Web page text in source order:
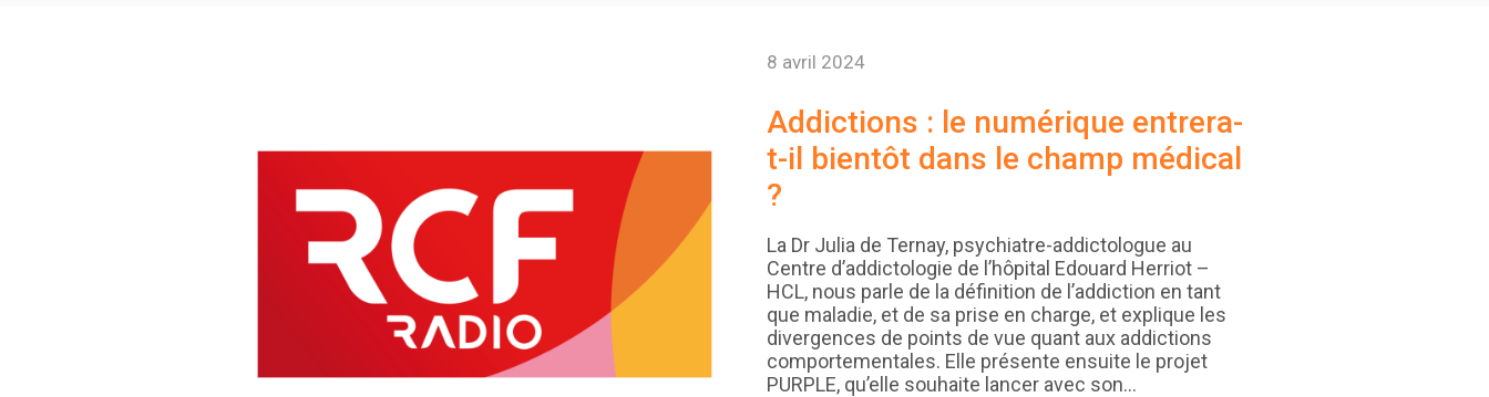
8 avril 2024
Addictions : le numérique entrera-
t-il bientôt dans le champ médical
?
La Dr Julia de Ternay, psychiatre-addictologue au
Centre d’addictologie de l’hôpital Edouard Herriot –
HCL, nous parle de la définition de l’addiction en tant
que maladie, et de sa prise en charge, et explique les
divergences de points de vue quant aux addictions
comportementales. Elle présente ensuite le projet
PURPLE, qu’elle souhaite lancer avec son…